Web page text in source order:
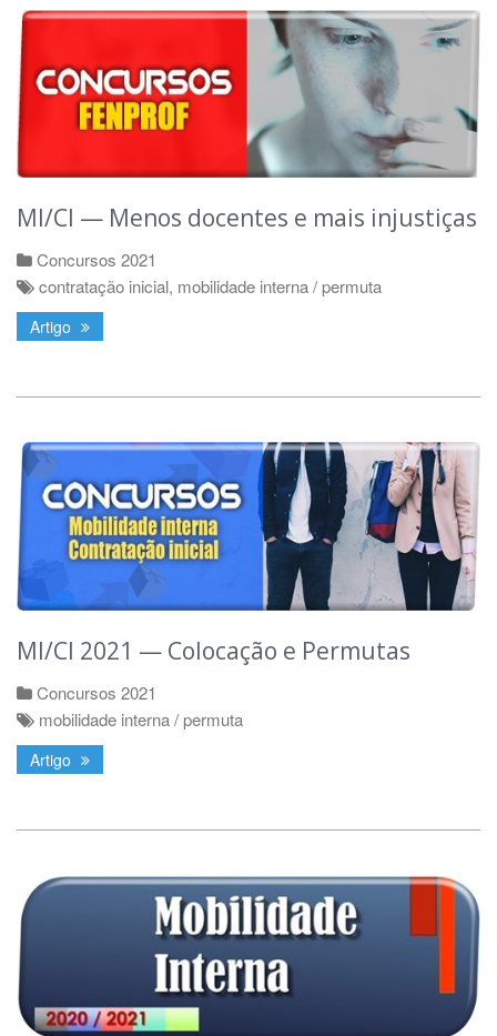
MI/CI — Menos docentes e mais injustiças
Concursos 2021
contratação inicial, mobilidade interna / permuta
Artigo
MI/CI 2021 — Colocação e Permutas
Concursos 2021
mobilidade interna / permuta
Artigo